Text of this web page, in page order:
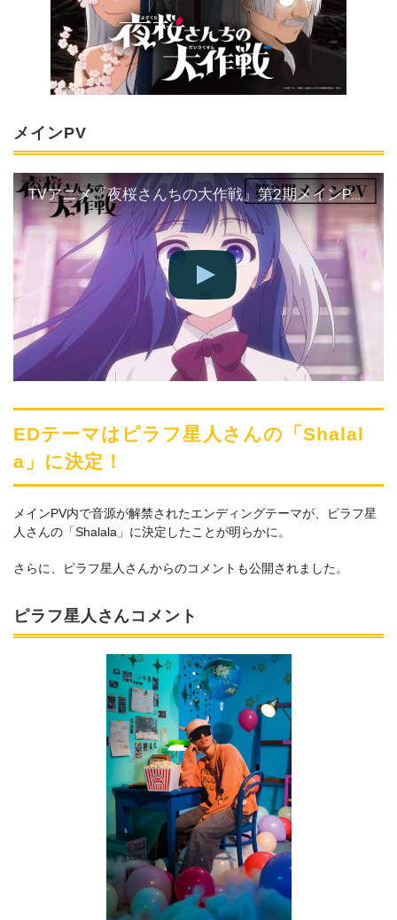
メインPV
TVアニメ『夜桜さんちの大作戦』第2期メインPV｜4月12日より放送スタート!! #アニメ夜桜さん
EDテーマはピラフ星人さんの「Shalal
a」に決定！
メインPV内で音源が解禁されたエンディングテーマが、ピラフ星
人さんの「Shalala」に決定したことが明らかに。
さらに、ピラフ星人さんからのコメントも公開されました。
ピラフ星人さんコメント